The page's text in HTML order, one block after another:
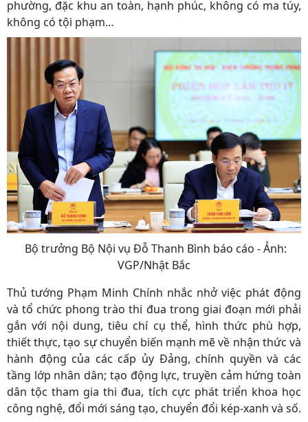
phường, đặc khu an toàn, hạnh phúc, không có ma túy,
không có tội phạm…
Bộ trưởng Bộ Nội vụ Đỗ Thanh Bình báo cáo - Ảnh:
VGP/Nhật Bắc
Thủ tướng Phạm Minh Chính nhắc nhở việc phát động
và tổ chức phong trào thi đua trong giai đoạn mới phải
gắn với nội dung, tiêu chí cụ thể, hình thức phù hợp,
thiết thực, tạo sự chuyển biến mạnh mẽ về nhận thức và
hành động của các cấp ủy Đảng, chính quyền và các
tầng lớp nhân dân; tạo động lực, truyền cảm hứng toàn
dân tộc tham gia thi đua, tích cực phát triển khoa học
công nghệ, đổi mới sáng tạo, chuyển đổi kép-xanh và số.